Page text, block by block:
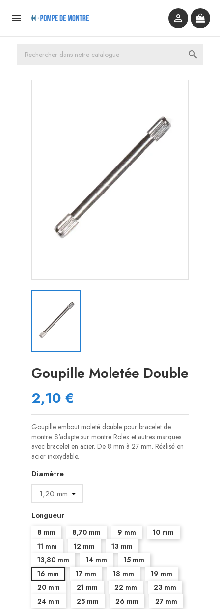
 

Goupille Moletée Double
2,10 €
Goupille embout moleté double pour bracelet de
montre. S'adapte sur montre Rolex et autres marques
avec bracelet en acier. De 8 mm à 27 mm. Réalisé en
acier inoxydable.
Diamètre
Longueur
8 mm 8,70 mm 9 mm
10 mm
11 mm
12 mm
13 mm
13,80 mm
14 mm
15 mm
16 mm
17 mm 18 mm
19 mm
20 mm
21 mm 22 mm
23 mm
24 mm
25 mm 26 mm 27 mm